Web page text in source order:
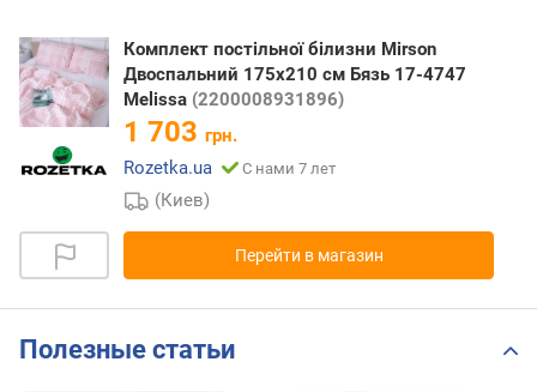
Комплект постільної білизни Mirson
Двоспальний 175х210 см Бязь 17-4747
Melissa (2200008931896)
1 703 грн.
Rozetka.ua
С нами 7 лет
(Киев)
Перейти в магазин
Полезные статьи